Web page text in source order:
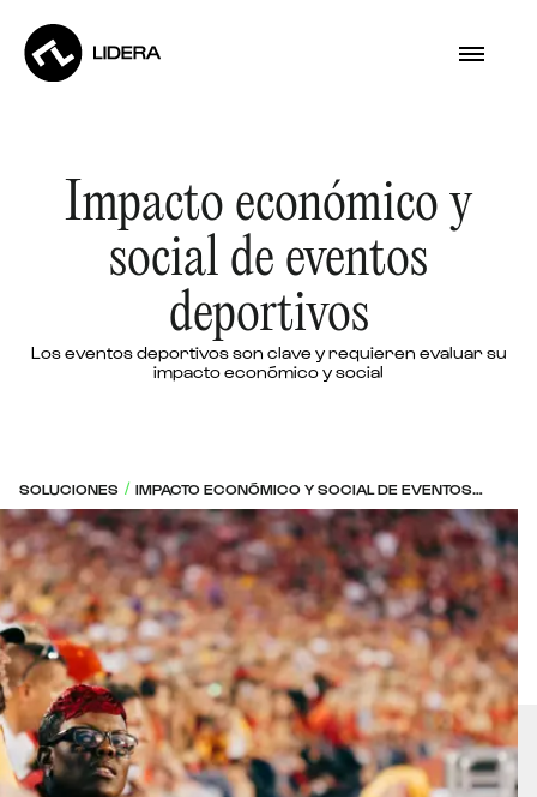
Impacto económico y
social de eventos
deportivos
Los eventos deportivos son clave y requieren evaluar su
impacto económico y social
SOLUCIONES / IMPACTO ECONÓMICO Y SOCIAL DE EVENTOS
DEPORTIVOS